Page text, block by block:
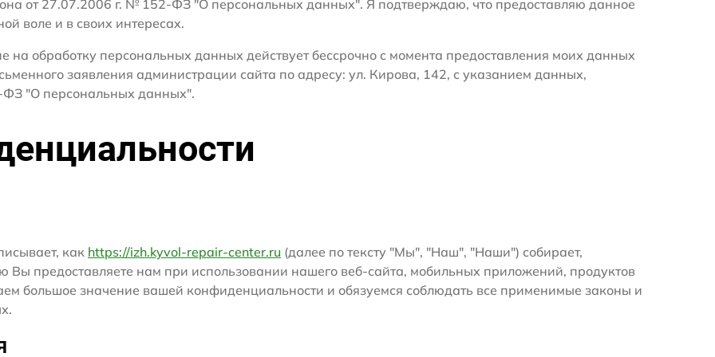
от 27.07.2006 г. № 152-ФЗ "О персональных данных". Я подтверждаю, что предоставляю данное
воле и в своих интересах.
на обработку персональных данных действует бессрочно с момента предоставления моих данных
заявления администрации сайта по адресу: ул. Кирова, 142, с указанием данных,
"О персональных данных".
как https://izh.kyvol-repair-center.ru (далее по тексту "Мы", "Наш", "Наши") собирает,
предоставляете нам при использовании нашего веб-сайта, мобильных приложений, продуктов
большое значение вашей конфиденциальности и обязуемся соблюдать все применимые законы и